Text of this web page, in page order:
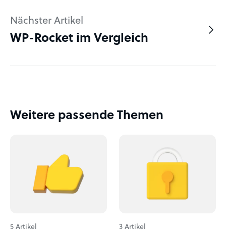
Nächster Artikel
WP-Rocket im Vergleich
Weitere passende Themen
5 Artikel 3 Artikel